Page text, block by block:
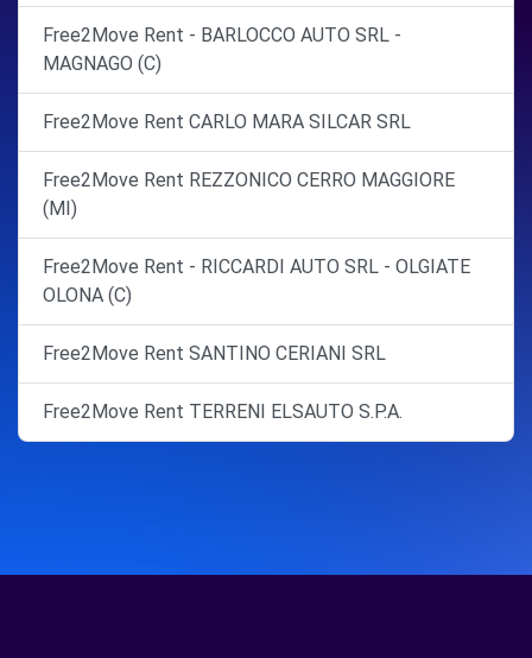
Free2Move Rent - BARLOCCO AUTO SRL -
MAGNAGO (C)
Free2Move Rent CARLO MARA SILCAR SRL
Free2Move Rent REZZONICO CERRO MAGGIORE
(MI)
Free2Move Rent - RICCARDI AUTO SRL - OLGIATE
OLONA (C)
Free2Move Rent SANTINO CERIANI SRL
Free2Move Rent TERRENI ELSAUTO S.P.A.